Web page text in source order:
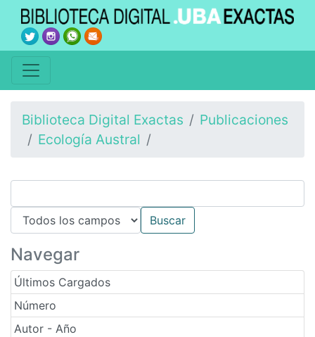
Biblioteca Digital Exactas
Publicaciones
Ecología Austral
Navegar
Últimos Cargados
Número
Autor - Año